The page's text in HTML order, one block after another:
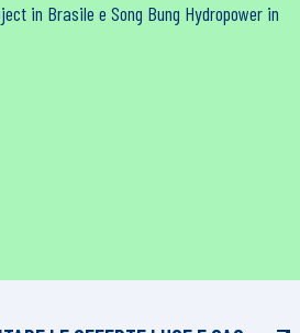
in Brasile e Song Bung Hydropower in